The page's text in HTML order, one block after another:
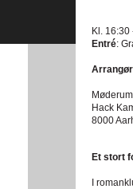
Kl. 16:30
Entré:
Hack
8000
Et stort
I